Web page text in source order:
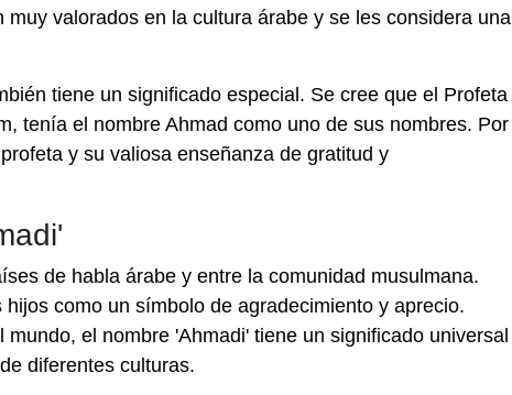
valorados en la cultura árabe y se les considera una
tiene un significado especial. Se cree que el Profeta
tenía el nombre Ahmad como uno de sus nombres. Por
y su valiosa enseñanza de gratitud y
de habla árabe y entre la comunidad musulmana.
como un símbolo de agradecimiento y aprecio.
el nombre 'Ahmadi' tiene un significado universal
diferentes culturas.